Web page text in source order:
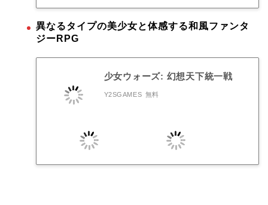
異なるタイプの美少女と体感する和風ファンタ
ジーRPG
少女ウォーズ: 幻想天下統一戦
Y2SGAMES 無料